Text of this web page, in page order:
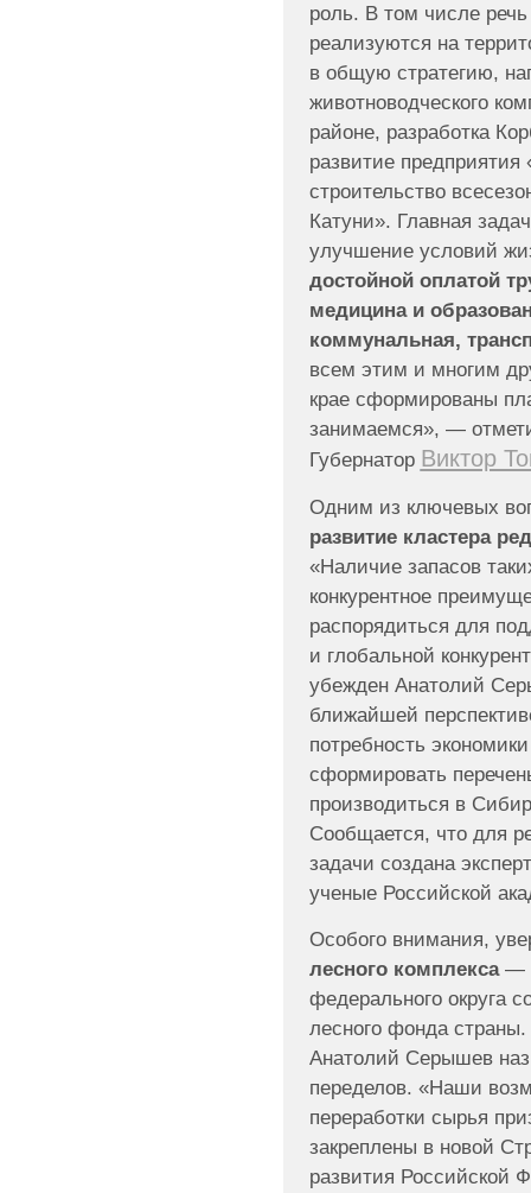
роль. В том числе
реализуются на
в общую стратегию,
животноводческого
районе, разработка
развитие
строительство
Катуни». Главная
улучшение условий
достойной оплатой
медицина и
коммунальная,
всем этим и многим
крае сформированы
занимаемся», —
Губернатор Виктор
Одним из ключевых
развитие кластера
«Наличие запасов
конкурентное
распорядиться для
и глобальной
убежден Анатолий
ближайшей
потребность
сформировать
производиться в
Сообщается, что для
задачи создана
ученые Российской
Особого внимания,
лесного комплекса—
федерального округа
лесного фонда
Анатолий Серышев
переделов. «Наши
переработки сырья
закреплены в новой
развития Российской